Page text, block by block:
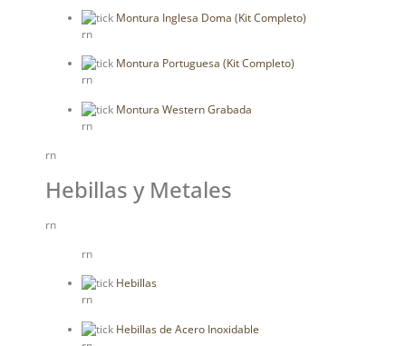
Montura Inglesa Doma (Kit Completo)
rn
Montura Portuguesa (Kit Completo)
rn
Montura Western Grabada
rn
rn
Hebillas y Metales
rn
rn
Hebillas
rn
Hebillas de Acero Inoxidable